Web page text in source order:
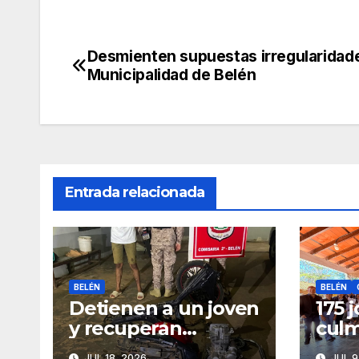
Navegación
entradas
Desmienten supuestas
Municipalidad de Belén
Entrada relacionada
BELÉN
Detienen a un joven
y recuperan
motocicleta
BELÉN
175